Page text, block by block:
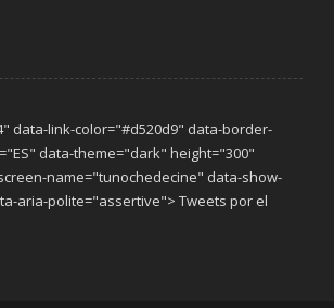
data-link-color="#d520d9" data-border-
data-theme="dark" height="300"
name="tunochedecine" data-show-
aria-polite="assertive"> Tweets por el